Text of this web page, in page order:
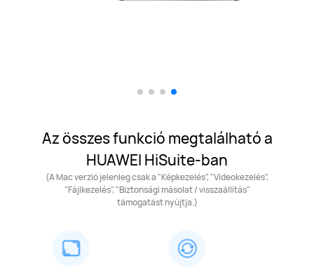
Az összes funkció megtalálható a
HUAWEI HiSuite-ban
(A Mac verzió jelenleg csak a "Képkezelés", "Videokezelés",
"Fájlkezelés", "Biztonsági másolat / visszaállítás"
támogatást nyújtja.)